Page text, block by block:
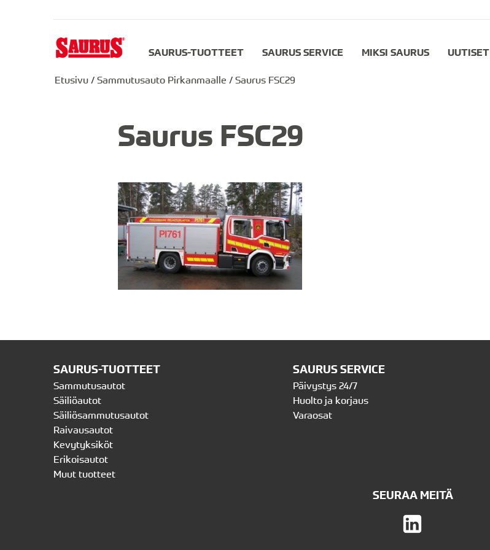
SAURUS-TUOTTEET SAURUS SERVICE MIKSI SAURUS UUTISET
Etusivu / Sammutusauto Pirkanmaalle / Saurus FSC29
Saurus FSC29
SAURUS-TUOTTEET
Sammutusautot
Säiliöautot
Säiliösammutusautot
Raivausautot
Kevytyksiköt
Erikoisautot
Muut tuotteet
SAURUS SERVICE
Päivystys 24/7
Huolto ja korjaus
Varaosat
SEURAA MEITÄ